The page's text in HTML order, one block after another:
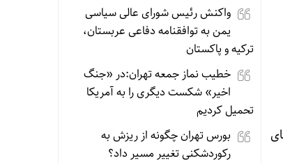
واکنش رئیس شورای عالی سیاسی
یمن به توافقنامه دفاعی عربستان،
ترکیه و پاکستان
خطیب نماز جمعه تهران:در «جنگ
اخیر» شکست دیگری را به آمریکا
تحمیل کردیم
بورس تهران چگونه از ریزش به
رکوردشکنی تغییر مسیر داد؟